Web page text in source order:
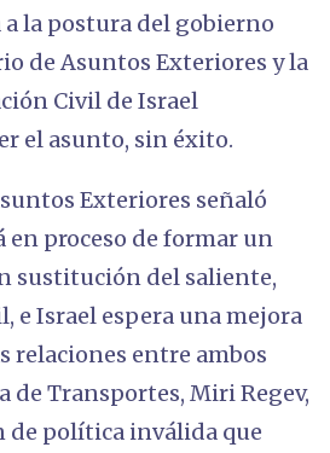
la postura del gobierno
de Asuntos Exteriores y la
Civil de Israel
el asunto, sin éxito.
Exteriores señaló
en proceso de formar un
sustitución del saliente,
e Israel espera una mejora
relaciones entre ambos
de Transportes, Miri Regev,
de política inválida que